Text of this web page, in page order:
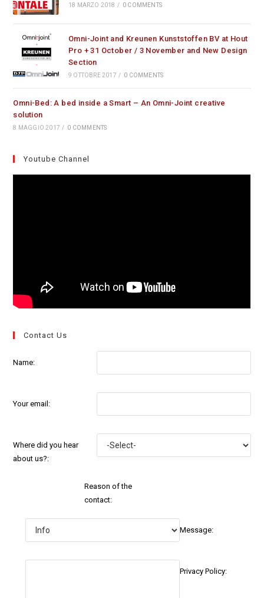
18 MARZO 2018 / 0 COMMENTS
Omni-Joint and Kreunen Kunststoffen BV at Hout
Pro + 31 October / 3 November and New Design
Section
9 OTTOBRE 2017 / 0 COMMENTS
Omni-Bed: A bed inside a Smart – An Omni-Joint creative
solution
8 MAGGIO 2017 / 0 COMMENTS
Youtube Channel
Contact Us
Name:
Your email:
Where did you hear
about us?:
Reason of the
contact:
Message:
Privacy Policy: